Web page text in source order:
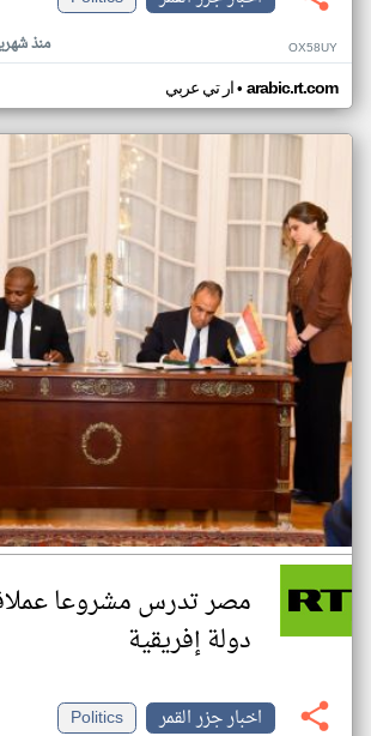
منذ OX58UY
ار تي عربي• arabic.rt.com
مصر تدرس مشروعا
دولة إفريقية
اخبار جزر القمر
Politics